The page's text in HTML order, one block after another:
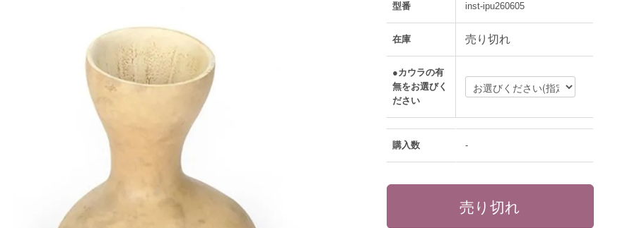
型番 inst-ipu260605
在庫 売り切れ
●カウラの有
無をお選びく
ださい
購入数 -